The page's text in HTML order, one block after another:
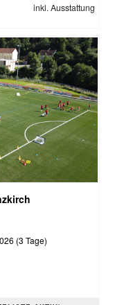
inkl. Ausstattung
(3 Tage)